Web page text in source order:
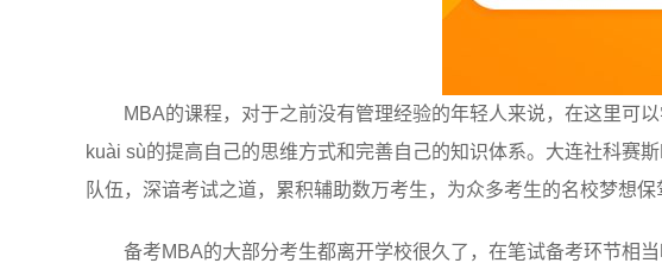
MBA的课程，对于之前没有管理经验的年轻人来说，在这里可
kuài sù的提高自己的思维方式和完善自己的知识体系。大连社科赛
队伍，深谙考试之道，累积辅助数万考生，为众多考生的名校梦想保
备考MBA的大部分考生都离开学校很久了，在笔试备考环节相